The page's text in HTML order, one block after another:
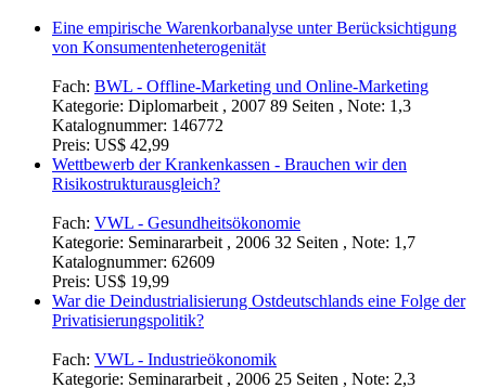
Eine empirische Warenkorbanalyse unter Berücksichtigung
von Konsumentenheterogenität
Fach: BWL - Offline-Marketing und Online-Marketing
Kategorie: Diplomarbeit , 2007 89 Seiten , Note: 1,3
Katalognummer: 146772
Preis: US$ 42,99
Wettbewerb der Krankenkassen - Brauchen wir den
Risikostrukturausgleich?
Fach: VWL - Gesundheitsökonomie
Kategorie: Seminararbeit , 2006 32 Seiten , Note: 1,7
Katalognummer: 62609
Preis: US$ 19,99
War die Deindustrialisierung Ostdeutschlands eine Folge der
Privatisierungspolitik?
Fach: VWL - Industrieökonomik
Kategorie: Seminararbeit , 2006 25 Seiten , Note: 2,3